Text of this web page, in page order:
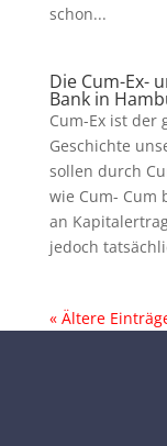
schon...
Die Cum-Ex-
Bank in
Cum-Ex ist der
Geschichte
sollen durch
wie Cum- Cum
an
jedoch
« Ältere